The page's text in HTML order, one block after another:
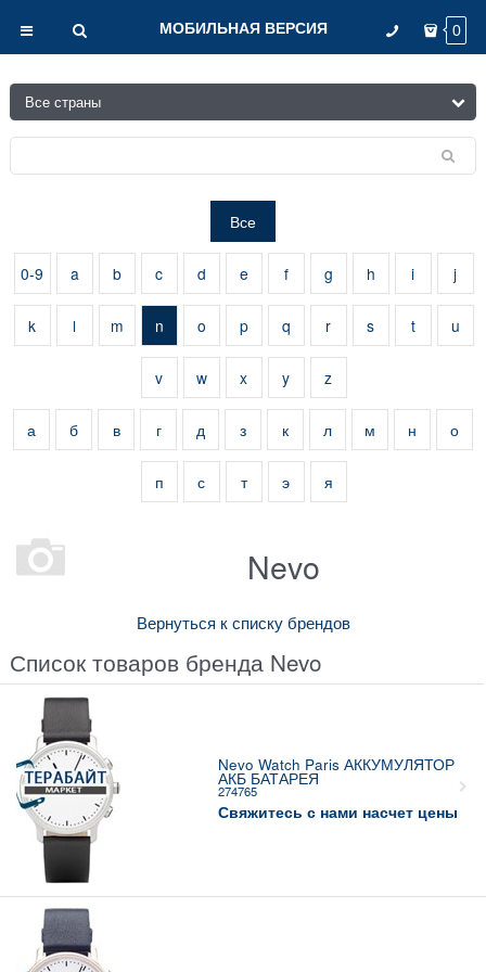
МОБИЛЬНАЯ ВЕРСИЯ 0
Все
0-9 a b c d e f g h i j
k l m n o p q r s t u
v w x y z
а б в г д з к л м н о
п с т э я
Nevo
Вернуться к списку брендов
Список товаров бренда Nevo
Nevo Watch Paris АККУМУЛЯТОР
АКБ БАТАРЕЯ
274765
Свяжитесь с нами насчет цены